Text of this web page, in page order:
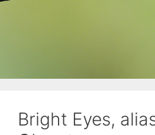
Bright Eyes,